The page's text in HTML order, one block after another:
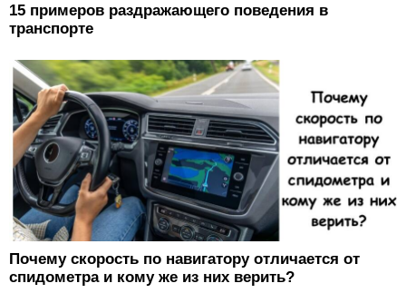
15 примеров раздражающего поведения в
транспорте
Почему скорость по навигатору отличается от
спидометра и кому же из них верить?